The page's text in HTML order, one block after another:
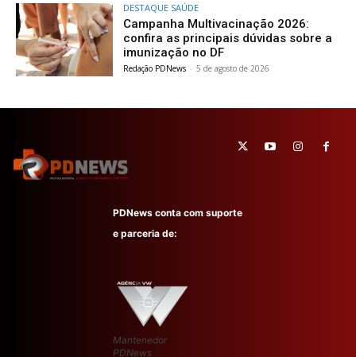
DESTAQUE SAÚDE
Campanha Multivacinação 2026:
confira as principais dúvidas sobre a
imunização no DF
Redação PDNews - 5 de agosto de 2026
PDNews conta com suporte
e parceria de:
Mantenedor
PDNews